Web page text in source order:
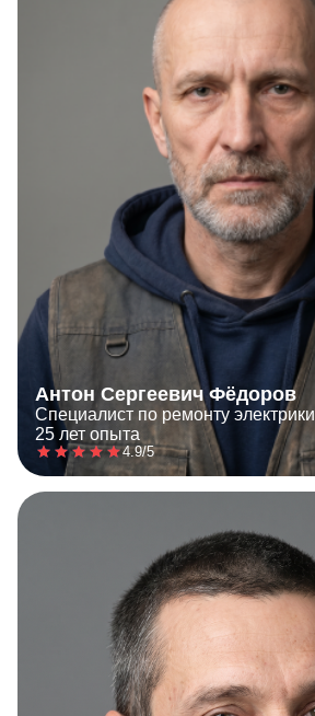
Антон Сергеевич Фёдоров
Специалист по ремонту электрики
25 лет опыта
4.9/5